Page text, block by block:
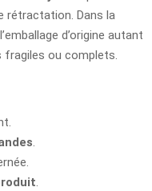
rétractation. Dans la
d’origine autant
fragiles ou complets.
.
.